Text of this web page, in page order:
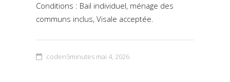
Conditions : Bail individuel, ménage des
communs inclus, Visale acceptée.
coden5minutes mai 4, 2026